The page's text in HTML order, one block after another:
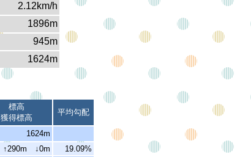
2.12km/h
1896m
945m
1624m
標高
獲得標高
平均勾配
1624m
↑290m ↓0m
19.09%